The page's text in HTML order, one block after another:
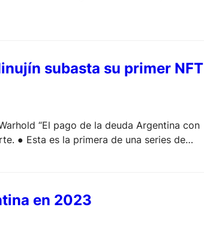
subasta su primer NFT
“El pago de la deuda Argentina con
● Esta es la primera de una series de
en 2023